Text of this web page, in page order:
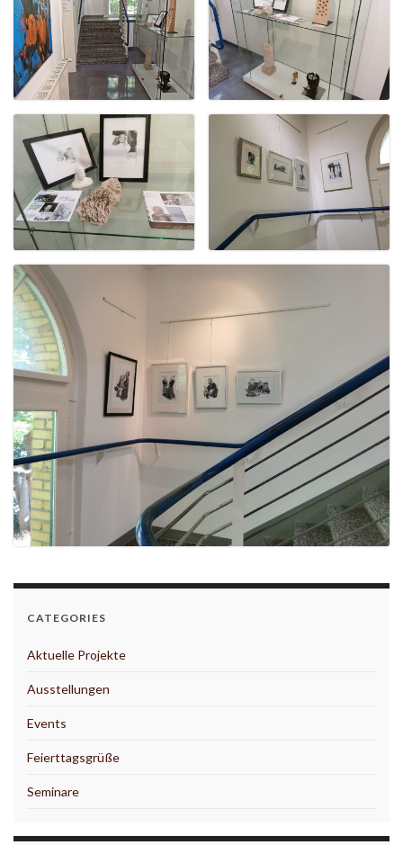
CATEGORIES
Aktuelle Projekte
Ausstellungen
Events
Feierttagsgrüße
Seminare